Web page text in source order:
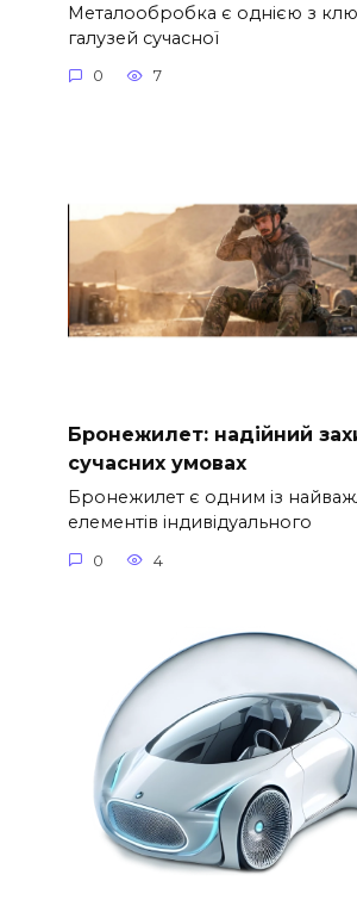
Металообробка є однією з
галузей сучасної
0 7
Бронежилет: надійний
сучасних умовах
Бронежилет є одним із
елементів індивідуального
0 4